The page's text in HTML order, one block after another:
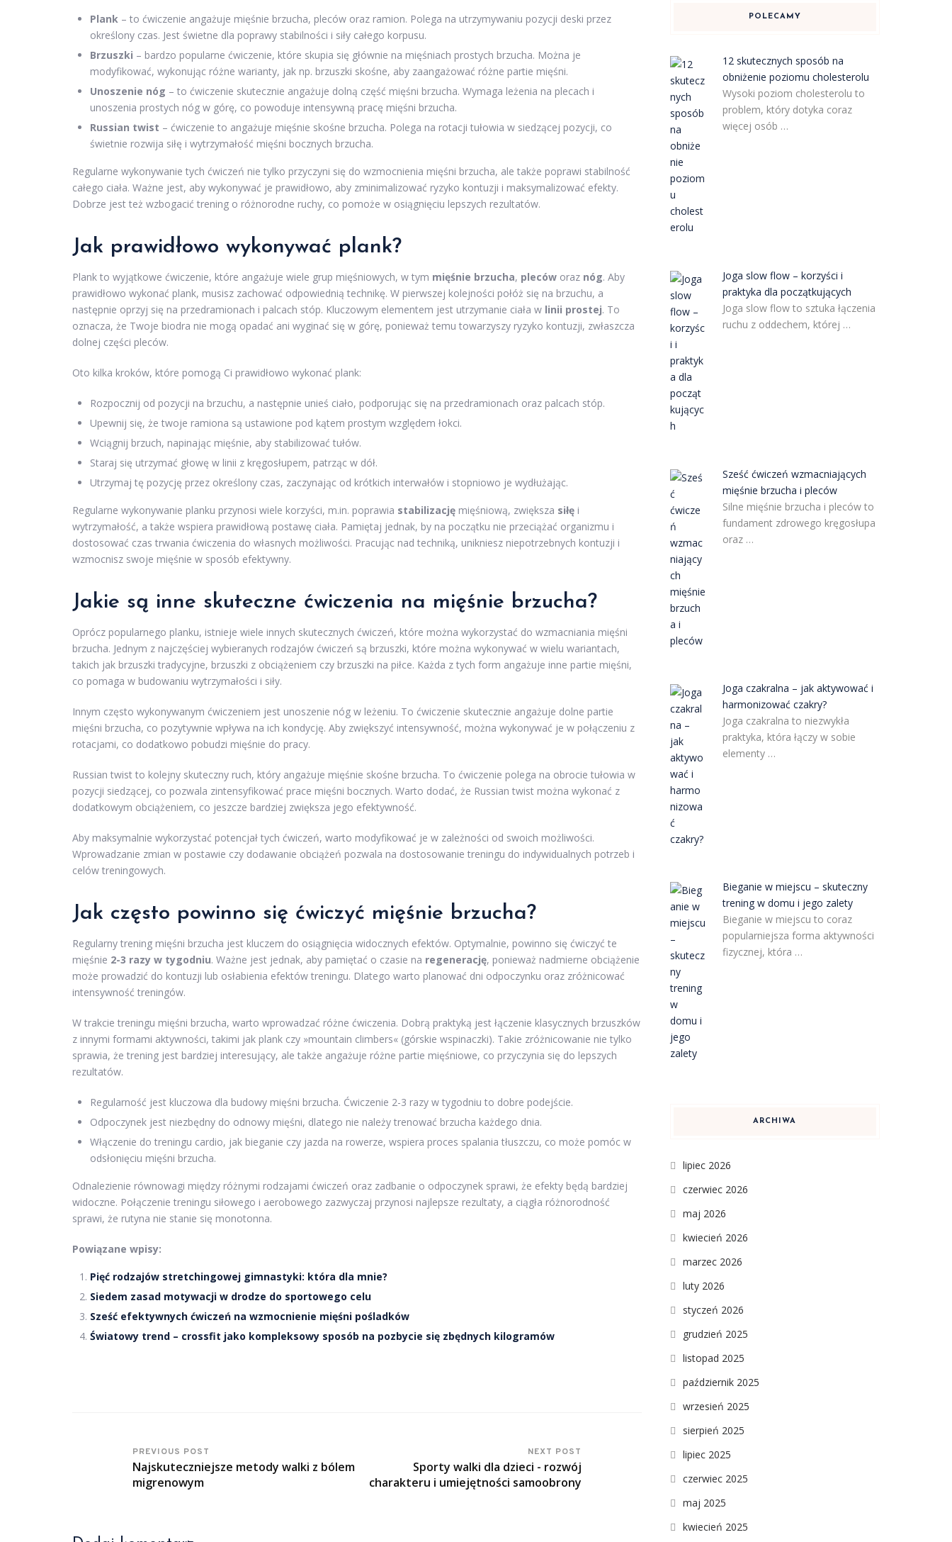
Plank – to ćwiczenie angażuje mięśnie brzucha, pleców oraz ramion. Polega na utrzymywaniu pozycji deski przez
określony czas. Jest świetne dla poprawy stabilności i siły całego korpusu.
Brzuszki – bardzo popularne ćwiczenie, które skupia się głównie na mięśniach prostych brzucha. Można je
modyfikować, wykonując różne warianty, jak np. brzuszki skośne, aby zaangażować różne partie mięśni.
Unoszenie nóg – to ćwiczenie skutecznie angażuje dolną część mięśni brzucha. Wymaga leżenia na plecach i
unoszenia prostych nóg w górę, co powoduje intensywną pracę mięśni brzucha.
Russian twist – ćwiczenie to angażuje mięśnie skośne brzucha. Polega na rotacji tułowia w siedzącej pozycji, co
świetnie rozwija siłę i wytrzymałość mięśni bocznych brzucha.
Regularne wykonywanie tych ćwiczeń nie tylko przyczyni się do wzmocnienia mięśni brzucha, ale także poprawi stabilność
całego ciała. Ważne jest, aby wykonywać je prawidłowo, aby zminimalizować ryzyko kontuzji i maksymalizować efekty.
Dobrze jest też wzbogacić trening o różnorodne ruchy, co pomoże w osiągnięciu lepszych rezultatów.
Jak prawidłowo wykonywać plank?
Plank to wyjątkowe ćwiczenie, które angażuje wiele grup mięśniowych, w tym mięśnie brzucha, pleców oraz nóg. Aby
prawidłowo wykonać plank, musisz zachować odpowiednią technikę. W pierwszej kolejności połóż się na brzuchu, a
następnie oprzyj się na przedramionach i palcach stóp. Kluczowym elementem jest utrzymanie ciała w linii prostej. To
oznacza, że Twoje biodra nie mogą opadać ani wyginać się w górę, ponieważ temu towarzyszy ryzyko kontuzji, zwłaszcza
dolnej części pleców.
Oto kilka kroków, które pomogą Ci prawidłowo wykonać plank:
Rozpocznij od pozycji na brzuchu, a następnie unieś ciało, podporując się na przedramionach oraz palcach stóp.
Upewnij się, że twoje ramiona są ustawione pod kątem prostym względem łokci.
Wciągnij brzuch, napinając mięśnie, aby stabilizować tułów.
Staraj się utrzymać głowę w linii z kręgosłupem, patrząc w dół.
Utrzymaj tę pozycję przez określony czas, zaczynając od krótkich interwałów i stopniowo je wydłużając.
Regularne wykonywanie planku przynosi wiele korzyści, m.in. poprawia stabilizację mięśniową, zwiększa siłę i
wytrzymałość, a także wspiera prawidłową postawę ciała. Pamiętaj jednak, by na początku nie przeciążać organizmu i
dostosować czas trwania ćwiczenia do własnych możliwości. Pracując nad techniką, unikniesz niepotrzebnych kontuzji i
wzmocnisz swoje mięśnie w sposób efektywny.
Jakie są inne skuteczne ćwiczenia na mięśnie brzucha?
Oprócz popularnego planku, istnieje wiele innych skutecznych ćwiczeń, które można wykorzystać do wzmacniania mięśni
brzucha. Jednym z najczęściej wybieranych rodzajów ćwiczeń są brzuszki, które można wykonywać w wielu wariantach,
takich jak brzuszki tradycyjne, brzuszki z obciążeniem czy brzuszki na piłce. Każda z tych form angażuje inne partie mięśni,
co pomaga w budowaniu wytrzymałości i siły.
Innym często wykonywanym ćwiczeniem jest unoszenie nóg w leżeniu. To ćwiczenie skutecznie angażuje dolne partie
mięśni brzucha, co pozytywnie wpływa na ich kondycję. Aby zwiększyć intensywność, można wykonywać je w połączeniu z
rotacjami, co dodatkowo pobudzi mięśnie do pracy.
Russian twist to kolejny skuteczny ruch, który angażuje mięśnie skośne brzucha. To ćwiczenie polega na obrocie tułowia w
pozycji siedzącej, co pozwala zintensyfikować prace mięśni bocznych. Warto dodać, że Russian twist można wykonać z
dodatkowym obciążeniem, co jeszcze bardziej zwiększa jego efektywność.
Aby maksymalnie wykorzystać potencjał tych ćwiczeń, warto modyfikować je w zależności od swoich możliwości.
Wprowadzanie zmian w postawie czy dodawanie obciążeń pozwala na dostosowanie treningu do indywidualnych potrzeb i
celów treningowych.
Jak często powinno się ćwiczyć mięśnie brzucha?
Regularny trening mięśni brzucha jest kluczem do osiągnięcia widocznych efektów. Optymalnie, powinno się ćwiczyć te
mięśnie 2-3 razy w tygodniu. Ważne jest jednak, aby pamiętać o czasie na regenerację, ponieważ nadmierne obciążenie
może prowadzić do kontuzji lub osłabienia efektów treningu. Dlatego warto planować dni odpoczynku oraz zróżnicować
intensywność treningów.
W trakcie treningu mięśni brzucha, warto wprowadzać różne ćwiczenia. Dobrą praktyką jest łączenie klasycznych brzuszków
z innymi formami aktywności, takimi jak plank czy »mountain climbers« (górskie wspinaczki). Takie zróżnicowanie nie tylko
sprawia, że trening jest bardziej interesujący, ale także angażuje różne partie mięśniowe, co przyczynia się do lepszych
rezultatów.
Regularność jest kluczowa dla budowy mięśni brzucha. Ćwiczenie 2-3 razy w tygodniu to dobre podejście.
Odpoczynek jest niezbędny do odnowy mięśni, dlatego nie należy trenować brzucha każdego dnia.
Włączenie do treningu cardio, jak bieganie czy jazda na rowerze, wspiera proces spalania tłuszczu, co może pomóc w
odsłonięciu mięśni brzucha.
Odnalezienie równowagi między różnymi rodzajami ćwiczeń oraz zadbanie o odpoczynek sprawi, że efekty będą bardziej
widoczne. Połączenie treningu siłowego i aerobowego zazwyczaj przynosi najlepsze rezultaty, a ciągła różnorodność
sprawi, że rutyna nie stanie się monotonna.
Powiązane wpisy:
Pięć rodzajów stretchingowej gimnastyki: która dla mnie?
Siedem zasad motywacji w drodze do sportowego celu
Sześć efektywnych ćwiczeń na wzmocnienie mięśni pośladków
Światowy trend – crossfit jako kompleksowy sposób na pozbycie się zbędnych kilogramów
PREVIOUS POST
Najskuteczniejsze metody walki z bólem
migrenowym
NEXT POST
Sporty walki dla dzieci - rozwój
charakteru i umiejętności samoobrony
POLECAMY
12 skutecznych sposób na
obniżenie poziomu cholesterolu
Wysoki poziom cholesterolu to
problem, który dotyka coraz
więcej osób …
Joga slow flow – korzyści i
praktyka dla początkujących
Joga slow flow to sztuka łączenia
ruchu z oddechem, której …
Sześć ćwiczeń wzmacniających
mięśnie brzucha i pleców
Silne mięśnie brzucha i pleców to
fundament zdrowego kręgosłupa
oraz …
Joga czakralna – jak aktywować i
harmonizować czakry?
Joga czakralna to niezwykła
praktyka, która łączy w sobie
elementy …
Bieganie w miejscu – skuteczny
trening w domu i jego zalety
Bieganie w miejscu to coraz
popularniejsza forma aktywności
fizycznej, która …
ARCHIWA
lipiec 2026
czerwiec 2026
maj 2026
kwiecień 2026
marzec 2026
luty 2026
styczeń 2026
grudzień 2025
listopad 2025
październik 2025
wrzesień 2025
sierpień 2025
lipiec 2025
czerwiec 2025
maj 2025
kwiecień 2025